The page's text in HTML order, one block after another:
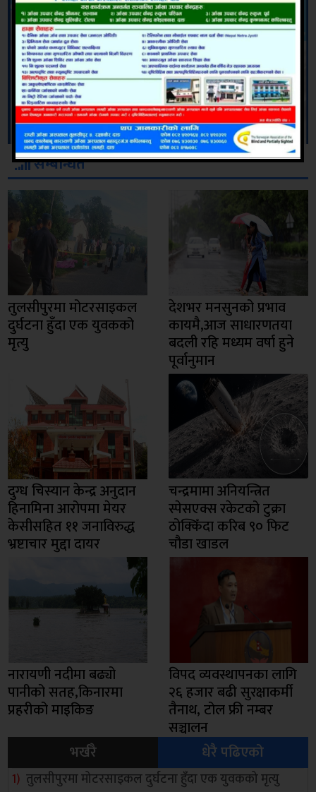
सम्बन्धित
तुलसीपुरमा मोटरसाइकल
दुर्घटना हुँदा एक युवकको
मृत्यु
देशभर मनसुनको प्रभाव
कायमै,आज साधारणतया
बदली रहि मध्यम वर्षा हुने
पूर्वानुमान
दुग्ध चिस्यान केन्द्र अनुदान
हिनामिना आरोपमा मेयर
केसीसहित ११ जनाविरुद्ध
भ्रष्टाचार मुद्दा दायर
चन्द्रमामा अनियन्त्रित
स्पेसएक्स रकेटको टुक्रा
ठोक्किँदा करिब ९० फिट
चौडा खाडल
नारायणी नदीमा बढ्यो
पानीको सतह,किनारमा
प्रहरीको माइकिङ
विपद व्यवस्थापनका लागि
२६ हजार बढी सुरक्षाकर्मी
तैनाथ, टोल फ्री नम्बर
सञ्चालन
भर्खरै
धेरै पढिएको
तुलसीपुरमा मोटरसाइकल दुर्घटना हुँदा एक युवकको मृत्यु